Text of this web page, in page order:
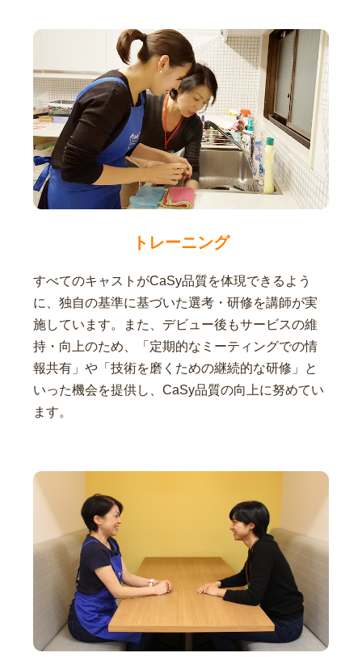
トレーニング
すべてのキャストがCaSy品質を体現できるよう
に、独自の基準に基づいた選考・研修を講師が実
施しています。また、デビュー後もサービスの維
持・向上のため、「定期的なミーティングでの情
報共有」や「技術を磨くための継続的な研修」と
いった機会を提供し、CaSy品質の向上に努めてい
ます。